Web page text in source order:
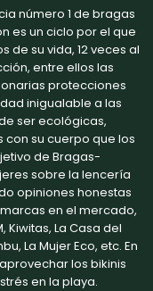
número 1 de bragas
es un ciclo por el que
de su vida, 12 veces al
entre ellos las
protecciones
inigualable a las
ser ecológicas,
su cuerpo que los
de Bragas-
sobre la lencería
opiniones honestas
en el mercado,
, Kiwitas, La Casa del
, La Mujer Eco, etc. En
los bikinis
en la playa.